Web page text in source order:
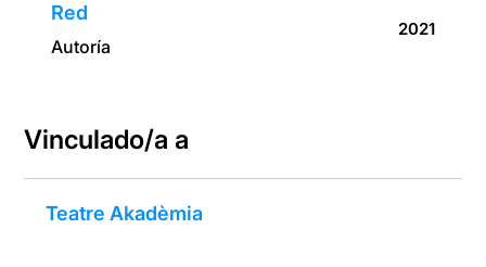
Red
Autoría
2021
Vinculado/a a
Teatre Akadèmia